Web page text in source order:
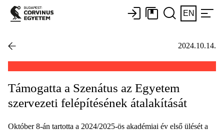
EN
2024.10.14.
Támogatta a Szenátus az Egyetem
szervezeti felépítésének átalakítását
Október 8-án tartotta a 2024/2025-ös akadémiai év első ülését a